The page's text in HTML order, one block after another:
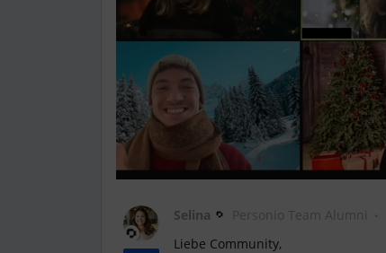
Selina
Personio Team Alumni
Liebe Community,